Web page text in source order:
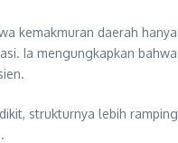
kemakmuran daerah
Ia mengungkapkan
strukturnya lebih